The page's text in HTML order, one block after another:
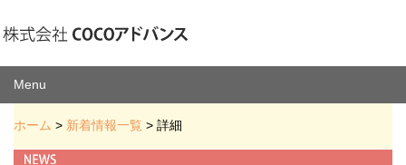
Menu
ホーム > 新着情報一覧 > 詳細